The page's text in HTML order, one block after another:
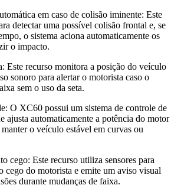
em caso de colisão iminente: Este
detectar uma possível colisão frontal e, se
o sistema aciona automaticamente os
o impacto.
Este recurso monitora a posição do veículo
sonoro para alertar o motorista caso o
sem o uso da seta.
O XC60 possui um sistema de controle de
ajusta automaticamente a potência do motor
o veículo estável em curvas ou
cego: Este recurso utiliza sensores para
cego do motorista e emite um aviso visual
durante mudanças de faixa.